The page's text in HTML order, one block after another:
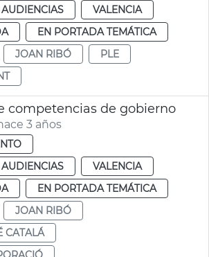
VALENCIA
EN PORTADA TEMÁTICA
JOAN RIBÓ
PLE
competencias de gobierno
3 años
VALENCIA
EN PORTADA TEMÁTICA
JOAN RIBÓ
CATALÁ